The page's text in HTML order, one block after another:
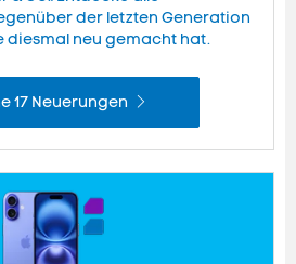
der letzten Generation
diesmal neu gemacht hat.
17 Neuerungen